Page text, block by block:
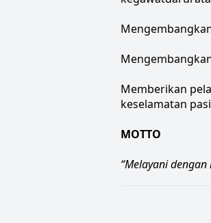
Memberikan
keselamatan
MOTTO
“Melayani